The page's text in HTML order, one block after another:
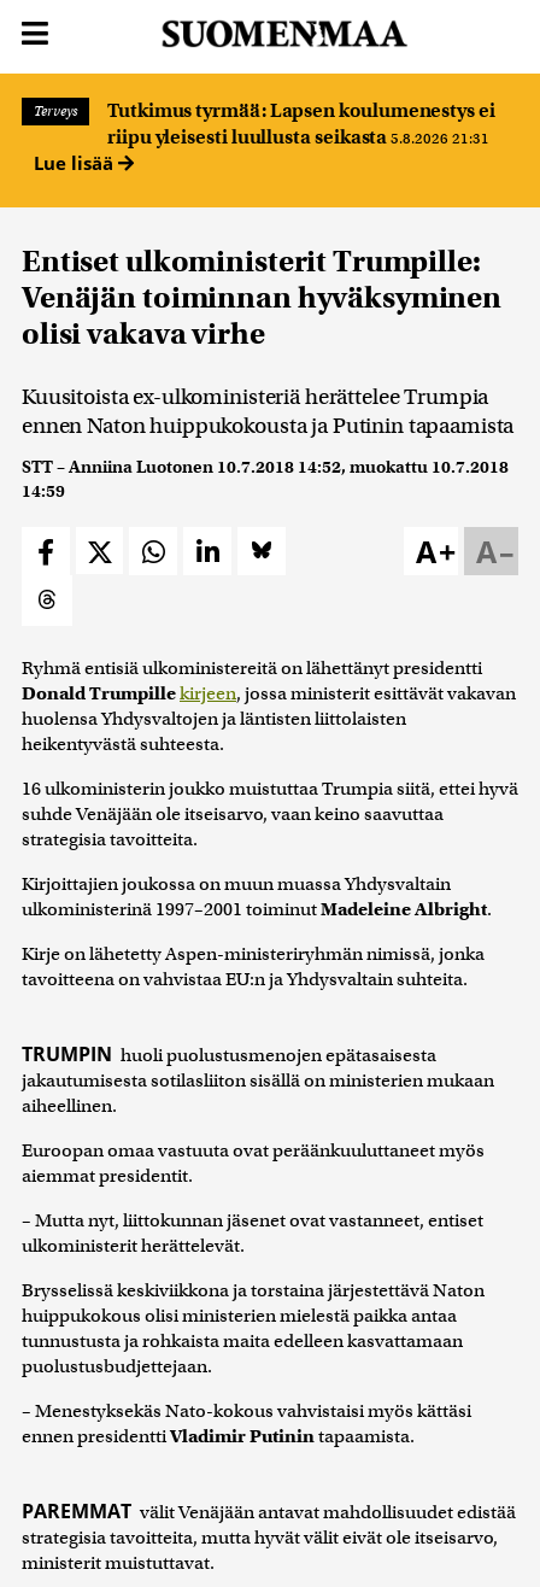
Terveys
Tutkimus tyrmää: Lapsen koulumenestys ei
riipu yleisesti luullusta seikasta 5.8.2026 21:31
Lue lisää
Entiset ulkoministerit Trumpille:
Venäjän toiminnan hyväksyminen
olisi vakava virhe
Kuusitoista ex-ulkoministeriä herättelee Trumpia
ennen Naton huippukokousta ja Putinin tapaamista
STT – Anniina Luotonen 10.7.2018 14:52, muokattu 10.7.2018
14:59
A–
A+
Ryhmä entisiä ulkoministereitä on lähettänyt presidentti
Donald Trumpillekirjeen, jossa ministerit esittävät vakavan
huolensa Yhdysvaltojen ja läntisten liittolaisten
heikentyvästä suhteesta.
16 ulkoministerin joukko muistuttaa Trumpia siitä, ettei hyvä
suhde Venäjään ole itseisarvo, vaan keino saavuttaa
strategisia tavoitteita.
Kirjoittajien joukossa on muun muassa Yhdysvaltain
ulkoministerinä 1997–2001 toiminutMadeleine Albright.
Kirje on lähetetty Aspen-ministeriryhmän nimissä, jonka
tavoitteena on vahvistaa EU:n ja Yhdysvaltain suhteita.
TRUMPIN huoli puolustusmenojen epätasaisesta
jakautumisesta sotilasliiton sisällä on ministerien mukaan
aiheellinen.
Euroopan omaa vastuuta ovat peräänkuuluttaneet myös
aiemmat presidentit.
– Mutta nyt, liittokunnan jäsenet ovat vastanneet, entiset
ulkoministerit herättelevät.
Brysselissä keskiviikkona ja torstaina järjestettävä Naton
huippukokous olisi ministerien mielestä paikka antaa
tunnustusta ja rohkaista maita edelleen kasvattamaan
puolustusbudjettejaan.
– Menestyksekäs Nato-kokous vahvistaisi myös kättäsi
ennen presidenttiVladimir Putinintapaamista.
PAREMMAT välit Venäjään antavat mahdollisuudet edistää
strategisia tavoitteita, mutta hyvät välit eivät ole itseisarvo,
ministerit muistuttavat.